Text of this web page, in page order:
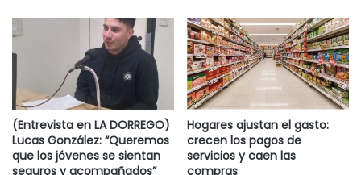
(Entrevista en LA DORREGO)
Lucas González: “Queremos
que los jóvenes se sientan
seguros y acompañados”
Hogares ajustan el gasto:
crecen los pagos de
servicios y caen las
compras